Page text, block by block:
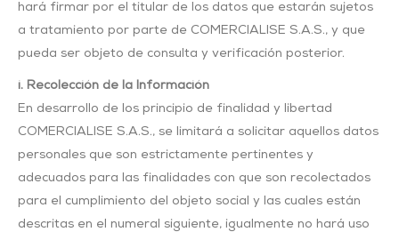
hará firmar por el titular de los datos que estarán sujetos
a tratamiento por parte de COMERCIALISE S.A.S., y que
pueda ser objeto de consulta y verificación posterior.
i. Recolección de la Información
En desarrollo de los principio de finalidad y libertad
COMERCIALISE S.A.S., se limitará a solicitar aquellos datos
personales que son estrictamente pertinentes y
adecuados para las finalidades con que son recolectados
para el cumplimiento del objeto social y las cuales están
descritas en el numeral siguiente, igualmente no hará uso